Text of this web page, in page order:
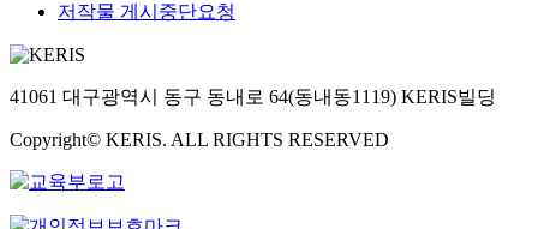
저작물 게시중단요청
41061 대구광역시 동구 동내로 64(동내동1119) KERIS빌딩
Copyright© KERIS. ALL RIGHTS RESERVED